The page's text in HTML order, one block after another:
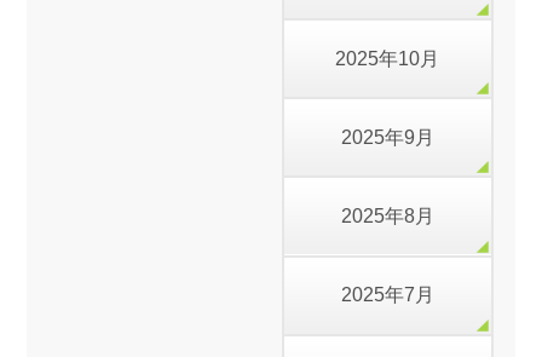
2025年10月
2025年9月
2025年8月
2025年7月